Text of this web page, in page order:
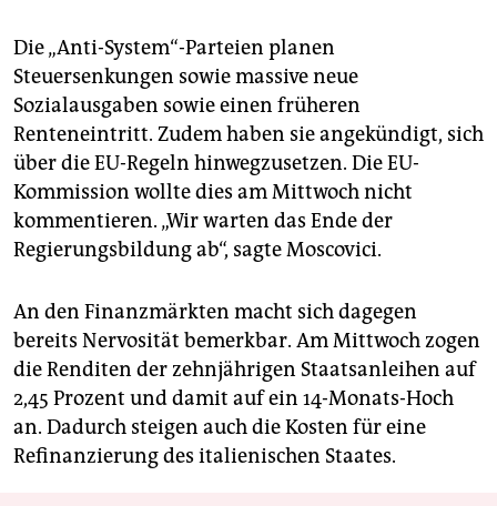
Die „Anti-System“-Parteien planen
Steuersenkungen sowie massive neue
Sozialausgaben sowie einen früheren
Renteneintritt. Zudem haben sie angekündigt, sich
über die EU-Regeln hinwegzusetzen. Die EU-
Kommission wollte dies am Mittwoch nicht
kommentieren. „Wir warten das Ende der
Regierungsbildung ab“, sagte Moscovici.
An den Finanzmärkten macht sich dagegen
bereits Nervosität bemerkbar. Am Mittwoch zogen
die Renditen der zehnjährigen Staatsanleihen auf
2,45 Prozent und damit auf ein 14-Monats-Hoch
an. Dadurch steigen auch die Kosten für eine
Refinanzierung des italienischen Staates.